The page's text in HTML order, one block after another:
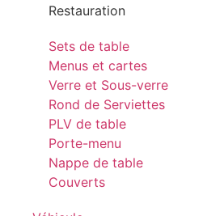
Restauration
Sets de table
Menus et cartes
Verre et Sous-verre
Rond de Serviettes
PLV de table
Porte-menu
Nappe de table
Couverts